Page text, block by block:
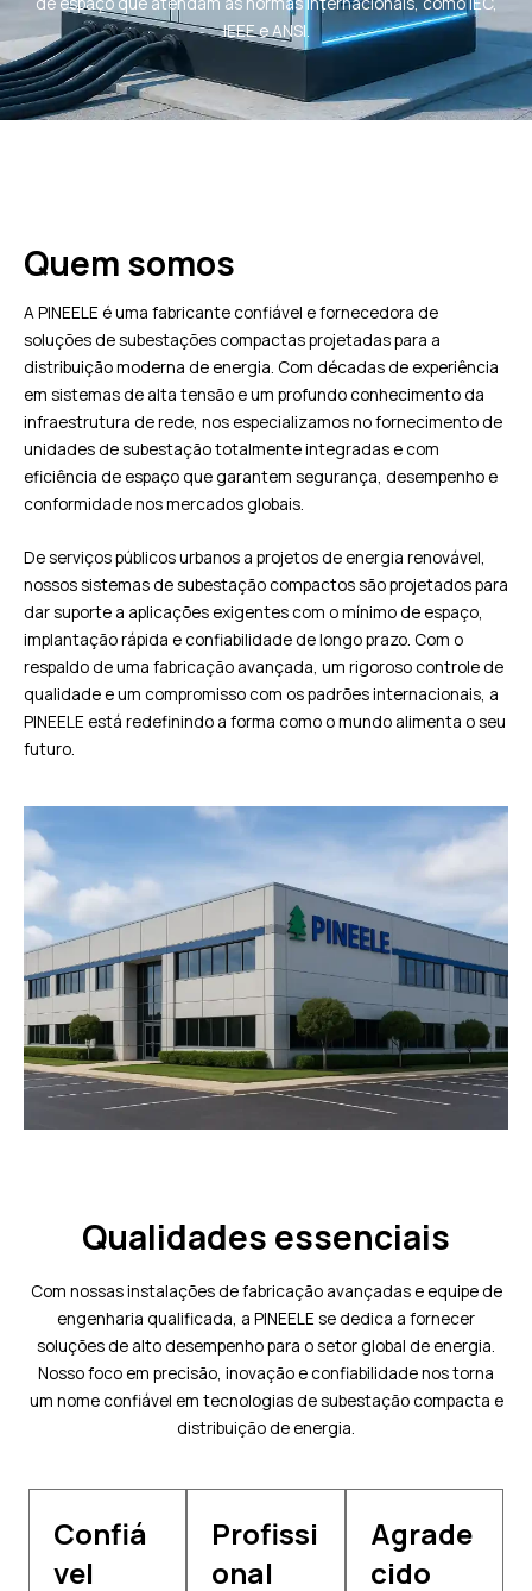
IEEE e ANSI.
Quem somos
A PINEELE é uma fabricante confiável e fornecedora de
soluções de subestações compactas projetadas para a
distribuição moderna de energia. Com décadas de experiência
em sistemas de alta tensão e um profundo conhecimento da
infraestrutura de rede, nos especializamos no fornecimento de
unidades de subestação totalmente integradas e com
eficiência de espaço que garantem segurança, desempenho e
conformidade nos mercados globais.
De serviços públicos urbanos a projetos de energia renovável,
nossos sistemas de subestação compactos são projetados para
dar suporte a aplicações exigentes com o mínimo de espaço,
implantação rápida e confiabilidade de longo prazo. Com o
respaldo de uma fabricação avançada, um rigoroso controle de
qualidade e um compromisso com os padrões internacionais, a
PINEELE está redefinindo a forma como o mundo alimenta o seu
futuro.
Qualidades essenciais
Com nossas instalações de fabricação avançadas e equipe de
engenharia qualificada, a PINEELE se dedica a fornecer
soluções de alto desempenho para o setor global de energia.
Nosso foco em precisão, inovação e confiabilidade nos torna
um nome confiável em tecnologias de subestação compacta e
distribuição de energia.
Confiá
vel
Profissi
onal
Agrade
cido